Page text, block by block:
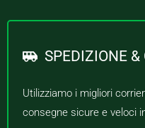
SPEDIZIONE &
Utilizziamo i migliori
consegne sicure e veloci